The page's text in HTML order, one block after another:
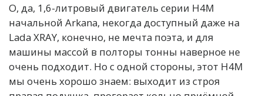
О, да, 1,6-литровый двигатель серии H4M
начальной Arkana, некогда доступный даже на
Lada XRAY, конечно, не мечта поэта, и для
машины массой в полторы тонны наверное не
очень подходит. Но с одной стороны, этот H4M
мы очень хорошо знаем: выходит из строя